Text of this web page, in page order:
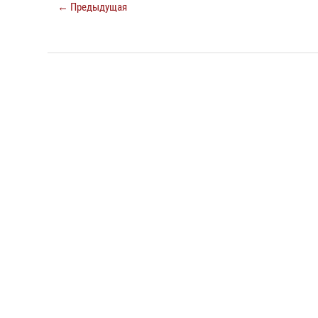
← Предыдущая